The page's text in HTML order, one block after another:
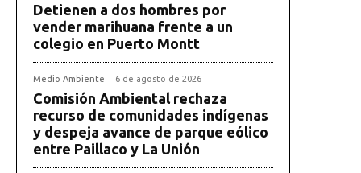
Detienen a dos hombres por
vender marihuana frente a un
colegio en Puerto Montt
Medio Ambiente 6 de agosto de 2026
Comisión Ambiental rechaza
recurso de comunidades indígenas
y despeja avance de parque eólico
entre Paillaco y La Unión